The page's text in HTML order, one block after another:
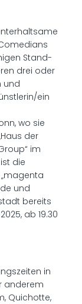
Stand-
drei oder
und
ein
wo sie
der
im
die
und
bereits
ab 19.30
in
anderem
Quichotte,